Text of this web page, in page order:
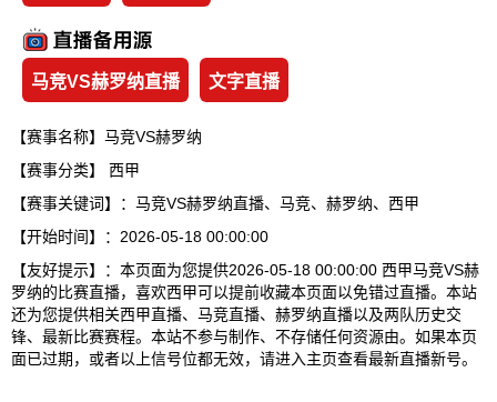
马竞VS赫罗纳直播 文字直播
【赛事名称】马竞VS赫罗纳
【赛事分类】 西甲
【赛事关键词】：马竞VS赫罗纳直播、马竞、赫罗纳、西甲
【开始时间】：2026-05-18 00:00:00
【友好提示】：本页面为您提供2026-05-18 00:00:00 西甲马竞VS赫
罗纳的比赛直播，喜欢西甲可以提前收藏本页面以免错过直播。本站
还为您提供相关西甲直播、马竞直播、赫罗纳直播以及两队历史交
锋、最新比赛赛程。本站不参与制作、不存储任何资源由。如果本页
面已过期，或者以上信号位都无效，请进入主页查看最新直播新号。